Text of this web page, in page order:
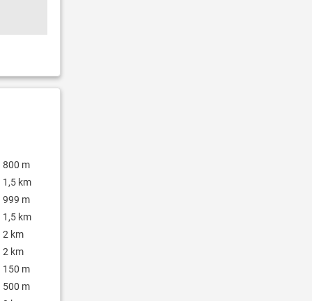
800 m
1,5 km
999 m
1,5 km
2 km
2 km
150 m
500 m